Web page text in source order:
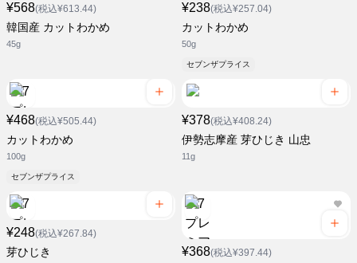
¥568(税込¥613.44)
韓国産 カットわかめ
45g
¥238(税込¥257.04)
カットわかめ
50g
セブンザプライス
¥468(税込¥505.44)
カットわかめ
100g
セブンザプライス
¥378(税込¥408.24)
伊勢志摩産 芽ひじき 山忠
11g
¥248(税込¥267.84)
芽ひじき ¥368(税込¥397.44)